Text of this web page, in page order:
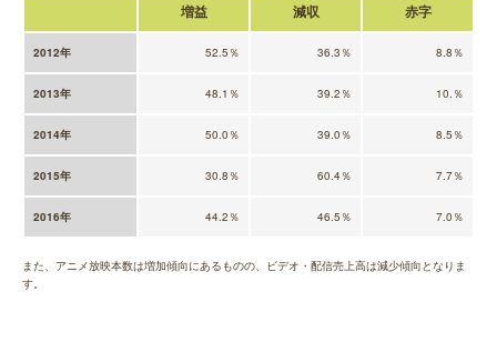
増益 減収 赤字
2012年 52.5％ 36.3％ 8.8％
2013年 48.1％ 39.2％ 10.％
2014年 50.0％ 39.0％ 8.5％
2015年 30.8％ 60.4％ 7.7％
2016年 44.2％ 46.5％ 7.0％
また、アニメ放映本数は増加傾向にあるものの、ビデオ・配信売上高は減少傾向となりま
す。